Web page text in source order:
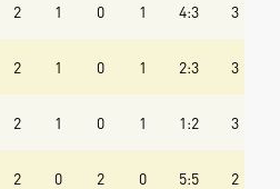
2 1 0 1 4:3 3
2 1 0 1 2:3 3
2 1 0 1 1:2 3
2 0 2 0 5:5 2